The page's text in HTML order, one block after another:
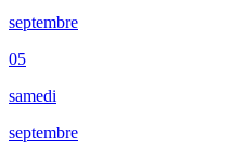
septembre
05
samedi
septembre